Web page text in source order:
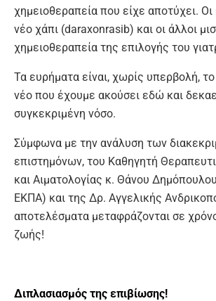
χημειοθεραπεία που είχε αποτύχει. Οι
νέο χάπι (daraxonrasib) και οι άλλοι
χημειοθεραπεία της επιλογής του
Τα ευρήματα είναι, χωρίς υπερβολή,
νέο που έχουμε ακούσει εδώ και
συγκεκριμένη νόσο.
Σύμφωνα με την ανάλυση των
επιστημόνων, του Καθηγητή
και Αιματολογίας κ. Θάνου
ΕΚΠΑ) και της Δρ. Αγγελικής
αποτελέσματα μεταφράζονται σε
ζωής!
Διπλασιασμός της επιβίωσης!